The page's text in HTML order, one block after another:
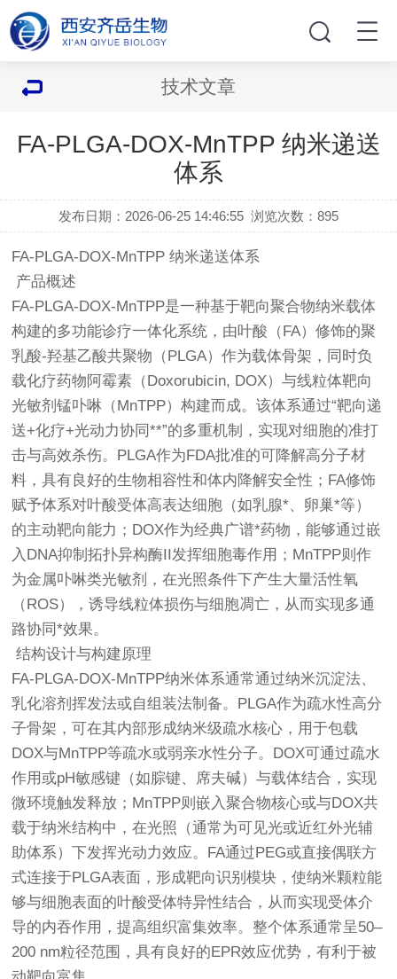
技术文章
FA-PLGA-DOX-MnTPP 纳米递送
体系
发布日期：2026-06-25 14:46:55 浏览次数：895
FA-PLGA-DOX-MnTPP 纳米递送体系
产品概述
FA-PLGA-DOX-MnTPP是一种基于靶向聚合物纳米载体
构建的多功能诊疗一体化系统，由叶酸（FA）修饰的聚
乳酸-羟基乙酸共聚物（PLGA）作为载体骨架，同时负
载化疗药物阿霉素（Doxorubicin, DOX）与线粒体靶向
光敏剂锰卟啉（MnTPP）构建而成。该体系通过“靶向递
送+化疗+光动力协同**”的多重机制，实现对细胞的准打
击与高效杀伤。PLGA作为FDA批准的可降解高分子材
料，具有良好的生物相容性和体内降解安全性；FA修饰
赋予体系对叶酸受体高表达细胞（如乳腺*、卵巢*等）
的主动靶向能力；DOX作为经典广谱*药物，能够通过嵌
入DNA抑制拓扑异构酶II发挥细胞毒作用；MnTPP则作
为金属卟啉类光敏剂，在光照条件下产生大量活性氧
（ROS），诱导线粒体损伤与细胞凋亡，从而实现多通
路协同*效果。
结构设计与构建原理
FA-PLGA-DOX-MnTPP纳米体系通常通过纳米沉淀法、
乳化溶剂挥发法或自组装法制备。PLGA作为疏水性高分
子骨架，可在其内部形成纳米级疏水核心，用于包载
DOX与MnTPP等疏水或弱亲水性分子。DOX可通过疏水
作用或pH敏感键（如腙键、席夫碱）与载体结合，实现
微环境触发释放；MnTPP则嵌入聚合物核心或与DOX共
载于纳米结构中，在光照（通常为可见光或近红外光辅
助体系）下发挥光动力效应。FA通过PEG或直接偶联方
式连接于PLGA表面，形成靶向识别模块，使纳米颗粒能
够与细胞表面的叶酸受体特异性结合，从而实现受体介
导的内吞作用，提高组织富集效率。整个体系通常呈50–
200 nm粒径范围，具有良好的EPR效应优势，有利于被